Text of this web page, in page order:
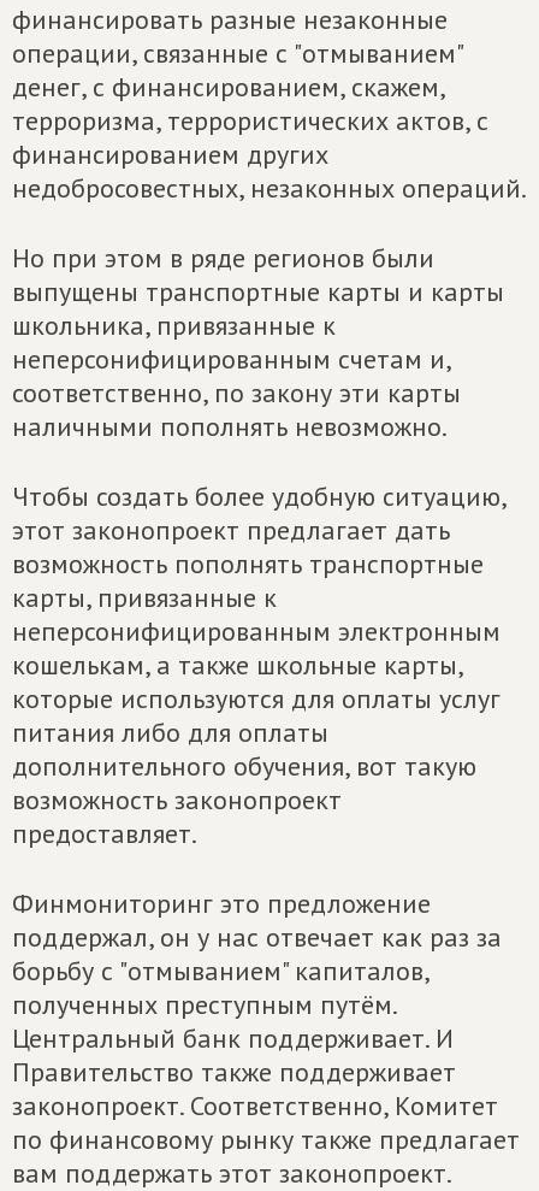
финансировать разные незаконные
операции, связанные с "отмыванием"
денег, с финансированием, скажем,
терроризма, террористических актов, с
финансированием других
недобросовестных, незаконных операций.
Но при этом в ряде регионов были
выпущены транспортные карты и карты
школьника, привязанные к
неперсонифицированным счетам и,
соответственно, по закону эти карты
наличными пополнять невозможно.
Чтобы создать более удобную ситуацию,
этот законопроект предлагает дать
возможность пополнять транспортные
карты, привязанные к
неперсонифицированным электронным
кошелькам, а также школьные карты,
которые используются для оплаты услуг
питания либо для оплаты
дополнительного обучения, вот такую
возможность законопроект
предоставляет.
Финмониторинг это предложение
поддержал, он у нас отвечает как раз за
борьбу с "отмыванием" капиталов,
полученных преступным путём.
Центральный банк поддерживает. И
Правительство также поддерживает
законопроект. Соответственно, Комитет
по финансовому рынку также предлагает
вам поддержать этот законопроект.